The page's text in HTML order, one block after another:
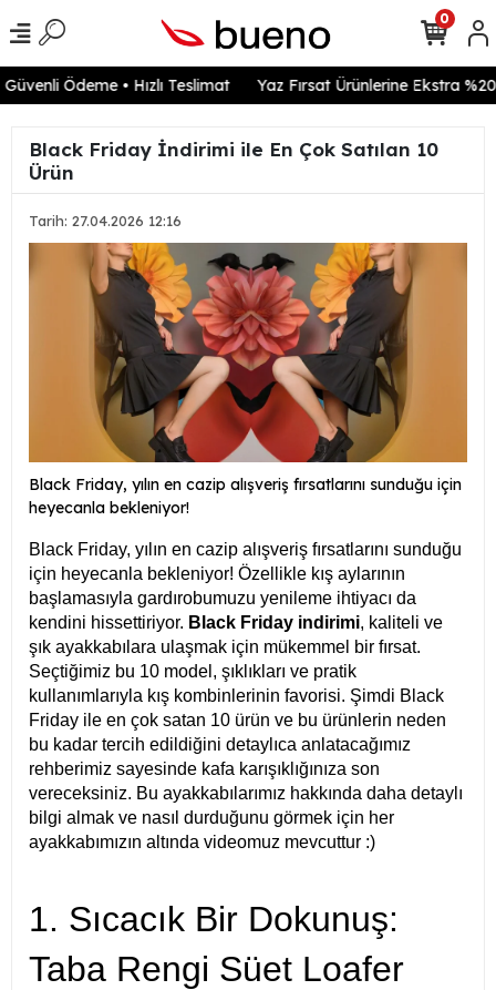
Ödeme • Hızlı Teslimat Yaz Fırsat Ürünlerine Ekstra %20
0
Black Friday İndirimi ile En Çok Satılan 10
Ürün
Tarih: 27.04.2026 12:16
Black Friday, yılın en cazip alışveriş fırsatlarını sunduğu için
heyecanla bekleniyor!
Black Friday, yılın en cazip alışveriş fırsatlarını sunduğu
için heyecanla bekleniyor! Özellikle kış aylarının
başlamasıyla gardırobumuzu yenileme ihtiyacı da
kendini hissettiriyor. Black Friday indirimi, kaliteli ve
şık ayakkabılara ulaşmak için mükemmel bir fırsat.
Seçtiğimiz bu 10 model, şıklıkları ve pratik
kullanımlarıyla kış kombinlerinin favorisi. Şimdi Black
Friday ile en çok satan 10 ürün ve bu ürünlerin neden
bu kadar tercih edildiğini detaylıca anlatacağımız
rehberimiz sayesinde kafa karışıklığınıza son
vereceksiniz. Bu ayakkabılarımız hakkında daha detaylı
bilgi almak ve nasıl durduğunu görmek için her
ayakkabımızın altında videomuz mevcuttur :)
1. Sıcacık Bir Dokunuş:
Taba Rengi Süet Loafer